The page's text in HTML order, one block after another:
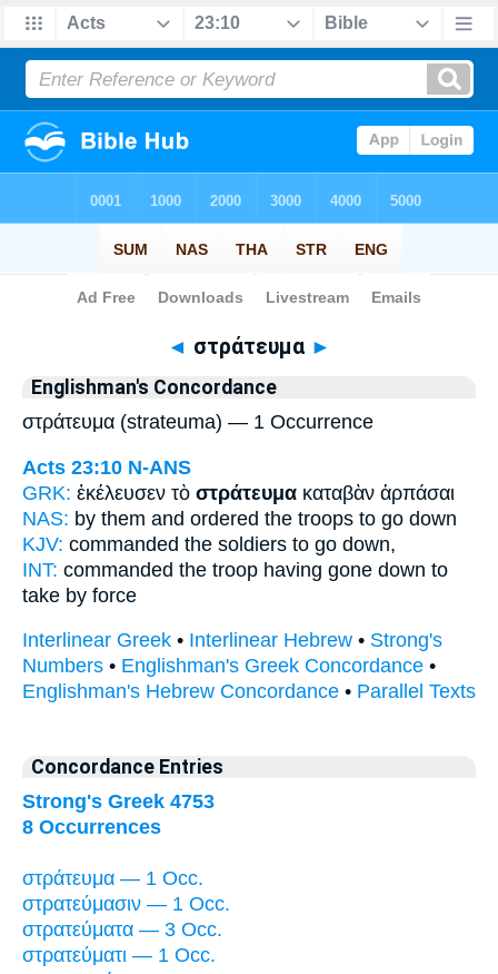
Bible>Strong's > Greek
◄ στράτευμα ►
Englishman's Concordance
στράτευμα (strateuma) — 1 Occurrence
Acts 23:10 N-ANS
GRK: ἐκέλευσεν τὸ στράτευμα καταβὰν ἁρπάσαι
NAS: by them and ordered the troops to go down
KJV: commanded the soldiers to go down,
INT: commanded the troop having gone down to
take by force
Interlinear Greek • Interlinear Hebrew • Strong's
Numbers • Englishman's Greek Concordance •
Englishman's Hebrew Concordance • Parallel Texts
Concordance Entries
Strong's Greek 4753
8 Occurrences
στράτευμα — 1 Occ.
στρατεύμασιν — 1 Occ.
στρατεύματα — 3 Occ.
στρατεύματι — 1 Occ.